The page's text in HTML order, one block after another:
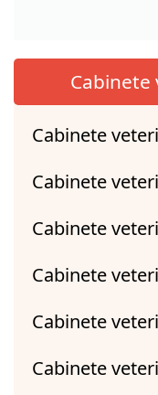
Cabinete
Cabinete
Cabinete
Cabinete
Cabinete
Cabinete